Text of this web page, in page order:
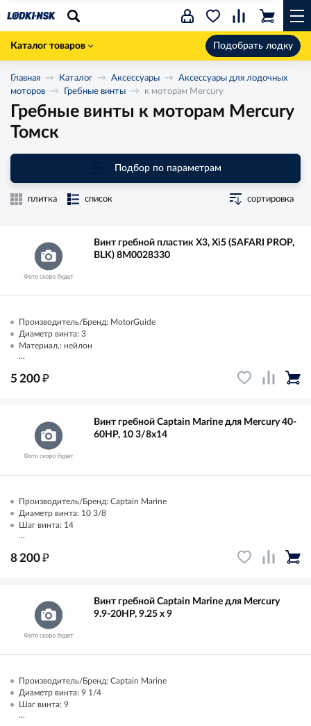
Каталог товаров Подобрать лодку
Главная Каталог Аксессуары
Аксессуары для лодочных
моторов
Гребные винты к моторам Mercury
Гребные винты к моторам Mercury
Томск
Подбор по параметрам
плитка список сортировка
Винт гребной пластик X3, Xi5 (SAFARI PROP,
BLK) 8M0028330
Производитель/Бренд: MotorGuide
Диаметр винта: 3
Материал,: нейлон
...
5 200₽
Винт гребной Captain Marine для Mercury 40-
60HP, 10 3/8x14
Производитель/Бренд: Captain Marine
Диаметр винта: 10 3/8
Шаг винта: 14
...
8 200₽
Винт гребной Captain Marine для Mercury
9.9-20HP, 9.25 x 9
Производитель/Бренд: Captain Marine
Диаметр винта: 9 1/4
Шаг винта: 9
...